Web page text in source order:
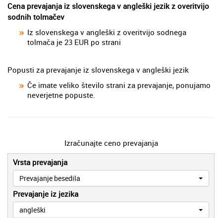
Cena prevajanja iz slovenskega v angleški jezik z overitvijo
sodnih tolmačev
Iz slovenskega v angleški z overitvijo sodnega
tolmača je 23 EUR po strani
Popusti za prevajanje iz slovenskega v angleški jezik
Če imate veliko število strani za prevajanje, ponujamo
neverjetne popuste.
Izračunajte ceno prevajanja
Vrsta prevajanja
Prevajanje besedila
Prevajanje iz jezika
angleški